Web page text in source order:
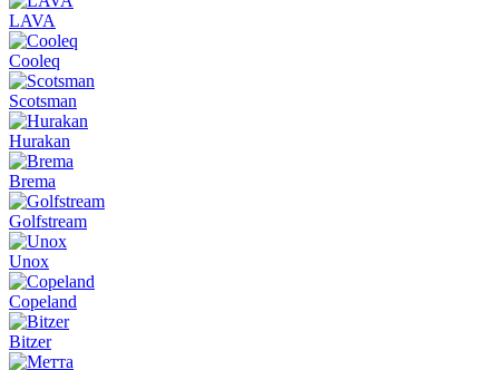
LAVA
Cooleq
Scotsman
Hurakan
Brema
Golfstream
Unox
Copeland
Bitzer